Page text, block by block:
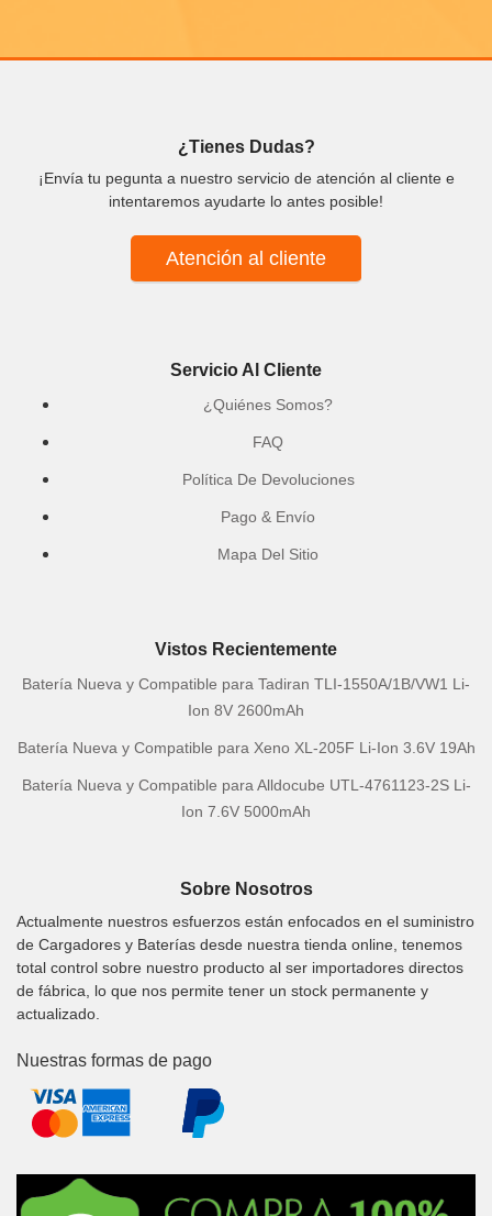
¿Tienes Dudas?
¡Envía tu pegunta a nuestro servicio de atención al cliente e
intentaremos ayudarte lo antes posible!
Atención al cliente
Servicio Al Cliente
¿Quiénes Somos?
FAQ
Política De Devoluciones
Pago & Envío
Mapa Del Sitio
Vistos Recientemente
Batería Nueva y Compatible para Tadiran TLI-1550A/1B/VW1 Li-
Ion 8V 2600mAh
Batería Nueva y Compatible para Xeno XL-205F Li-Ion 3.6V 19Ah
Batería Nueva y Compatible para Alldocube UTL-4761123-2S Li-
Ion 7.6V 5000mAh
Sobre Nosotros
Actualmente nuestros esfuerzos están enfocados en el suministro
de Cargadores y Baterías desde nuestra tienda online, tenemos
total control sobre nuestro producto al ser importadores directos
de fábrica, lo que nos permite tener un stock permanente y
actualizado.
Nuestras formas de pago